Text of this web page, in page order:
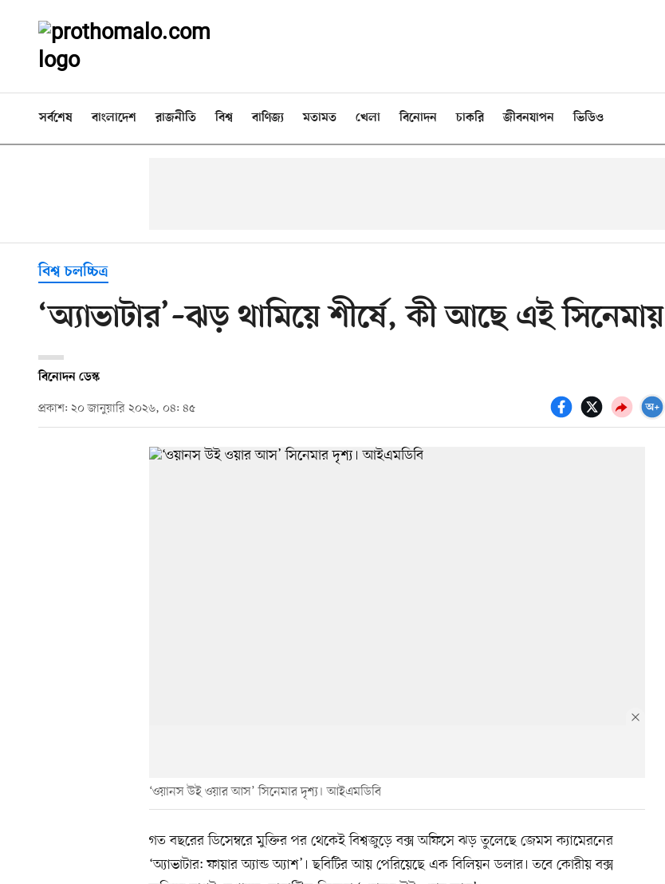
সর্বশেষ বাংলাদেশ রাজনীতি বিশ্ব বাণিজ্য মতামত খেলা বিনোদন চাকরি জীবনযাপন ভিডিও
বিশ্ব চলচ্চিত্র
‘অ্যাভাটার’–ঝড় থামিয়ে শীর্ষে, কী আছে এই সিনেমায়
বিনোদন ডেস্ক
প্রকাশ: ২০ জানুয়ারি ২০২৬, ০৪: ৪৫
‘ওয়ানস উই ওয়ার আস’ সিনেমার দৃশ্য। আইএমডিবি
গত বছরের ডিসেম্বরে মুক্তির পর থেকেই বিশ্বজুড়ে বক্স অফিসে ঝড় তুলেছে জেমস ক্যামেরনের
‘অ্যাভাটার: ফায়ার অ্যান্ড অ্যাশ’। ছবিটির আয় পেরিয়েছে এক বিলিয়ন ডলার। তবে কোরীয় বক্স